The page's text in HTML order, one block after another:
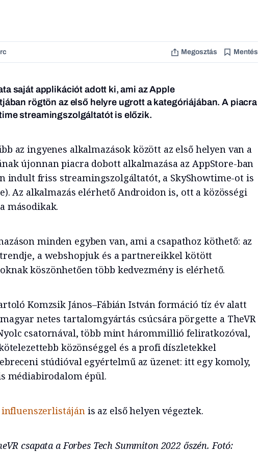
Megosztás Mentés
saját applikációt adott ki, ami az Apple
rögtön az első helyre ugrott a kategóriájában. A piacra
streamingszolgáltatót is előzik.
az ingyenes alkalmazások között az első helyen van a
újonnan piacra dobott alkalmazása az AppStore-ban
indult friss streamingszolgáltatót, a SkyShowtime-ot is
Az alkalmazás elérhető Androidon is, ott a közösségi
másodikak.
minden egyben van, ami a csapathoz köthető: az
a webshopjuk és a partnereikkel kötött
köszönhetően több kedvezmény is elérhető.
Komzsik János–Fábián István formáció tíz év alatt
netes tartalomgyártás csúcsára pörgette a TheVR
csatornával, több mint hárommillió feliratkozóval,
közönséggel és a profi díszletekkel
stúdióval egyértelmű az üzenet: itt egy komoly,
médiabirodalom épül.
is az első helyen végeztek.
csapata a Forbes Tech Summiton 2022 őszén. Fotó: